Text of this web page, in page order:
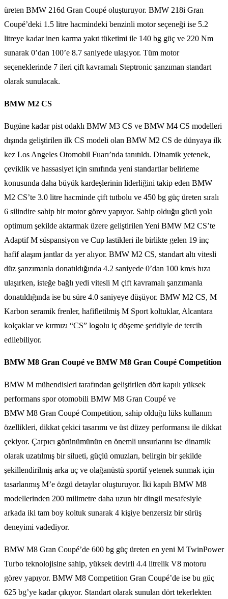
üreten BMW 216d Gran Coupé oluşturuyor. BMW 218i Gran
Coupé’deki 1.5 litre hacmindeki benzinli motor seçeneği ise 5.2
litreye kadar inen karma yakıt tüketimi ile 140 bg güç ve 220 Nm
sunarak 0’dan 100’e 8.7 saniyede ulaşıyor. Tüm motor
seçeneklerinde 7 ileri çift kavramalı Steptronic şanzıman standart
olarak sunulacak.
BMW M2 CS
Bugüne kadar pist odaklı BMW M3 CS ve BMW M4 CS modelleri
dışında geliştirilen ilk CS modeli olan BMW M2 CS de dünyaya ilk
kez Los Angeles Otomobil Fuarı’nda tanıtıldı. Dinamik yetenek,
çeviklik ve hassasiyet için sınıfında yeni standartlar belirleme
konusunda daha büyük kardeşlerinin liderliğini takip eden BMW
M2 CS’te 3.0 litre hacminde çift tutbolu ve 450 bg güç üreten sıralı
6 silindire sahip bir motor görev yapıyor. Sahip olduğu gücü yola
optimum şekilde aktarmak üzere geliştirilen Yeni BMW M2 CS’te
Adaptif M süspansiyon ve Cup lastikleri ile birlikte gelen 19 inç
hafif alaşım jantlar da yer alıyor. BMW M2 CS, standart altı vitesli
düz şanzımanla donatıldığında 4.2 saniyede 0’dan 100 km/s hıza
ulaşırken, isteğe bağlı yedi vitesli M çift kavramalı şanzımanla
donatıldığında ise bu süre 4.0 saniyeye düşüyor. BMW M2 CS, M
Karbon seramik frenler, hafifletilmiş M Sport koltuklar, Alcantara
kolçaklar ve kırmızı “CS” logolu iç döşeme şeridiyle de tercih
edilebiliyor.
BMW M8 Gran Coupé ve BMW M8 Gran Coupé Competition
BMW M mühendisleri tarafından geliştirilen dört kapılı yüksek
performans spor otomobili BMW M8 Gran Coupé ve
BMW M8 Gran Coupé Competition, sahip olduğu lüks kullanım
özellikleri, dikkat çekici tasarımı ve üst düzey performansı ile dikkat
çekiyor. Çarpıcı görünümünün en önemli unsurlarını ise dinamik
olarak uzatılmış bir silueti, güçlü omuzları, belirgin bir şekilde
şekillendirilmiş arka uç ve olağanüstü sportif yetenek sunmak için
tasarlanmış M’e özgü detaylar oluşturuyor. İki kapılı BMW M8
modellerinden 200 milimetre daha uzun bir dingil mesafesiyle
arkada iki tam boy koltuk sunarak 4 kişiye benzersiz bir sürüş
deneyimi vadediyor.
BMW M8 Gran Coupé’de 600 bg güç üreten en yeni M TwinPower
Turbo teknolojisine sahip, yüksek devirli 4.4 litrelik V8 motoru
görev yapıyor. BMW M8 Competition Gran Coupé’de ise bu güç
625 bg’ye kadar çıkıyor. Standart olarak sunulan dört tekerlekten